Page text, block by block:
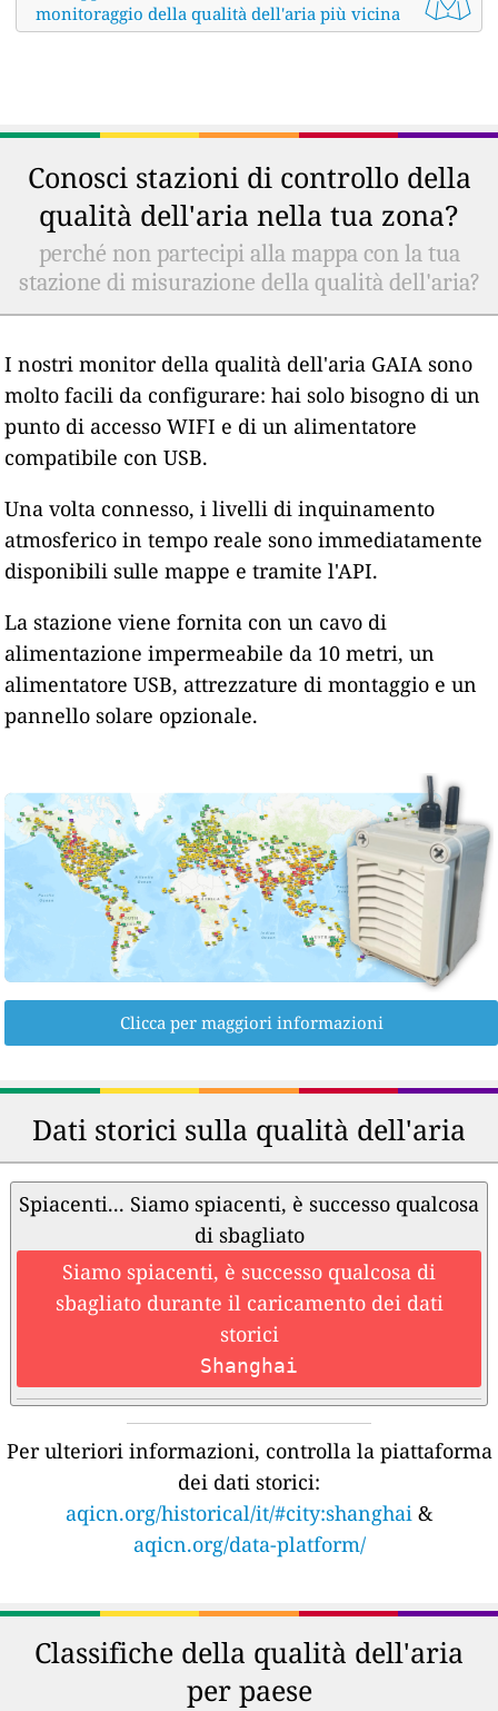
monitoraggio della qualità dell'aria più vicina
Conosci stazioni di controllo della
qualità dell'aria nella tua zona?
perché non partecipi alla mappa con la tua
stazione di misurazione della qualità dell'aria?
I nostri monitor della qualità dell'aria GAIA sono
molto facili da configurare: hai solo bisogno di un
punto di accesso WIFI e di un alimentatore
compatibile con USB.
Una volta connesso, i livelli di inquinamento
atmosferico in tempo reale sono immediatamente
disponibili sulle mappe e tramite l'API.
La stazione viene fornita con un cavo di
alimentazione impermeabile da 10 metri, un
alimentatore USB, attrezzature di montaggio e un
pannello solare opzionale.
Clicca per maggiori informazioni
Dati storici sulla qualità dell'aria
Spiacenti... Siamo spiacenti, è successo qualcosa
di sbagliato
Siamo spiacenti, è successo qualcosa di
sbagliato durante il caricamento dei dati
storici
Shanghai
Per ulteriori informazioni, controlla la piattaforma
dei dati storici:
aqicn.org/historical/it/#city:shanghai &
aqicn.org/data-platform/
Classifiche della qualità dell'aria
per paese